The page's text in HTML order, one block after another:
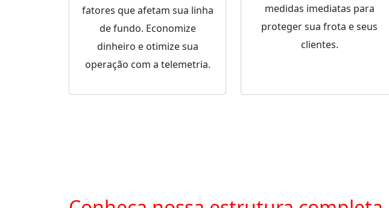
fatores que afetam sua linha
de fundo. Economize
dinheiro e otimize sua
operação com a telemetria.
medidas imediatas para
proteger sua frota e seus
clientes.